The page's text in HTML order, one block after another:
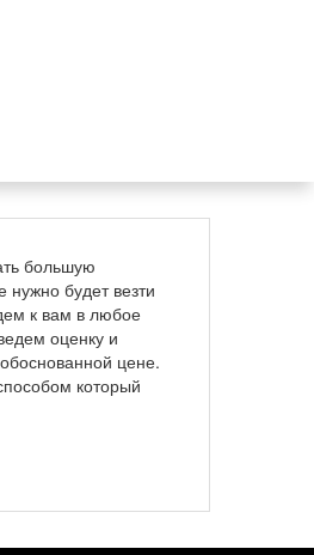
большую
нужно будет везти
к вам в любое
оценку и
цене.
который